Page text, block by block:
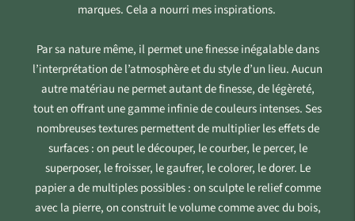
marques. Cela a nourri mes inspirations.
Par sa nature même, il permet une finesse inégalable dans
l’interprétation de l’atmosphère et du style d’un lieu. Aucun
autre matériau ne permet autant de finesse, de légèreté,
tout en offrant une gamme infinie de couleurs intenses. Ses
nombreuses textures permettent de multiplier les effets de
surfaces : on peut le découper, le courber, le percer, le
superposer, le froisser, le gaufrer, le colorer, le dorer. Le
papier a de multiples possibles : on sculpte le relief comme
avec la pierre, on construit le volume comme avec du bois,